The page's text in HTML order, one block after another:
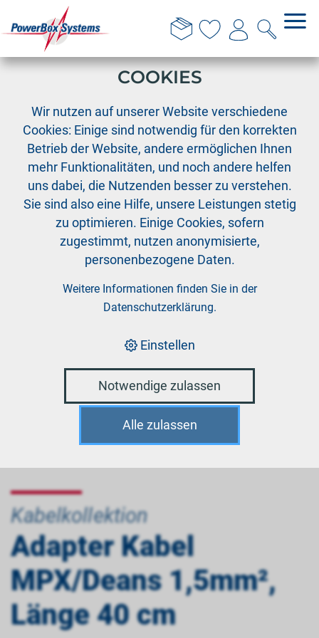
Adapter Kabel MPX/Deans 1,5mm², Länge 40 cm
Kabelkollektion
Adapter Kabel
MPX/Deans 1,5mm²,
Länge 40 cm
DIESE WEBSITE VERWENDET
COOKIES
Wir nutzen auf unserer Website verschiedene
Cookies: Einige sind notwendig für den korrekten
Betrieb der Website, andere ermöglichen Ihnen
mehr Funktionalitäten, und noch andere helfen
uns dabei, die Nutzenden besser zu verstehen.
Sie sind also eine Hilfe, unsere Leistungen stetig
zu optimieren. Einige Cookies, sofern
zugestimmt, nutzen anonymisierte,
personenbezogene Daten.
Weitere Informationen finden Sie in der
Datenschutzerklärung.
Einstellen
Notwendige zulassen
Alle zulassen